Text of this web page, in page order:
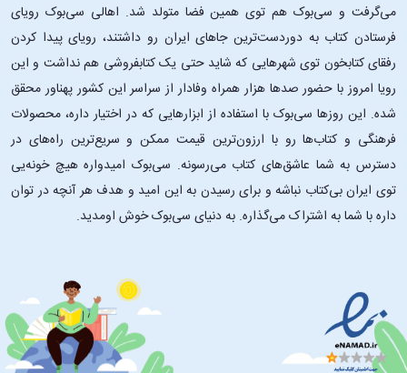
می‌گرفت و سی‌بوک هم توی همین فضا متولد شد. اهالی سی‌بوک رویای
فرستادن کتاب به دوردست‌ترین جاهای ایران رو داشتند، رویای پیدا کردن
رفقای کتابخون توی شهرهایی که شاید حتی یک کتابفروشی هم نداشت و این
رویا امروز با حضور صدها هزار همراه وفادار از سراسر این کشور پهناور محقق
شده. این ‌روزها سی‌بوک با استفاده از ابزارهایی که در اختیار داره، محصولات
فرهنگی و کتاب‌ها رو با ارزون‌ترین قیمت ممکن و سریع‌ترین راه‌های در
دسترس به شما عاشق‌های کتاب می‌رسونه. سی‌بوک امیدواره هیچ خونه‌یی
توی ایران بی‌کتاب نباشه و برای رسیدن به این امید و هدف هر آنچه در توان
داره با شما به اشتراک می‌گذاره. به دنیای سی‌بوک خوش اومدید.